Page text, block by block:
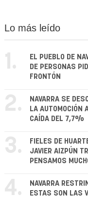
Lo más leído
1.
EL PUEBLO DE
DE PERSONAS
FRONTÓN
2.
NAVARRA SE
LA AUTOMOCIÓN
CAÍDA DEL 7,7%
3.
FIELES DE
JAVIER AIZPÚN
PENSAMOS
4.
NAVARRA
ESTAS SON LAS